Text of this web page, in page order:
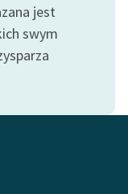
jest
swym